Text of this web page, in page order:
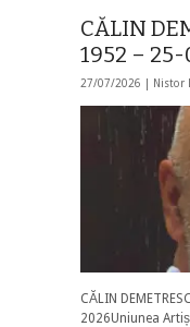
CĂLIN
1952 –
27/07/2026 | Nistor
CĂLIN
2026Uniunea